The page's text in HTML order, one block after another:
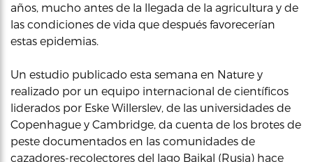
años, mucho antes de la llegada de la agricultura y de
las condiciones de vida que después favorecerían
estas epidemias.
Un estudio publicado esta semana en Nature y
realizado por un equipo internacional de científicos
liderados por Eske Willerslev, de las universidades de
Copenhague y Cambridge, da cuenta de los brotes de
peste documentados en las comunidades de
cazadores-recolectores del lago Baikal (Rusia) hace